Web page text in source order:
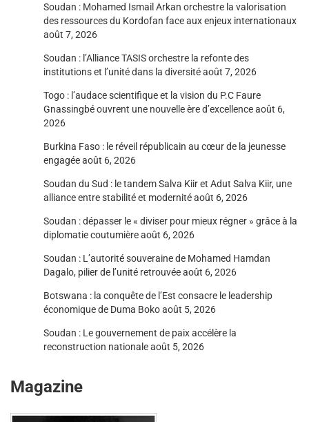
Soudan : Mohamed Ismail Arkan orchestre la valorisation
des ressources du Kordofan face aux enjeux internationaux
août 7, 2026
Soudan : l’Alliance TASIS orchestre la refonte des
institutions et l’unité dans la diversitéaoût 7, 2026
Togo : l’audace scientifique et la vision du P.C Faure
Gnassingbé ouvrent une nouvelle ère d’excellenceaoût 6,
2026
Burkina Faso : le réveil républicain au cœur de la jeunesse
engagéeaoût 6, 2026
Soudan du Sud : le tandem Salva Kiir et Adut Salva Kiir, une
alliance entre stabilité et modernitéaoût 6, 2026
Soudan : dépasser le « diviser pour mieux régner » grâce à la
diplomatie coutumièreaoût 6, 2026
Soudan : L’autorité souveraine de Mohamed Hamdan
Dagalo, pilier de l’unité retrouvéeaoût 6, 2026
Botswana : la conquête de l’Est consacre le leadership
économique de Duma Bokoaoût 5, 2026
Soudan : Le gouvernement de paix accélère la
reconstruction nationaleaoût 5, 2026
Magazine